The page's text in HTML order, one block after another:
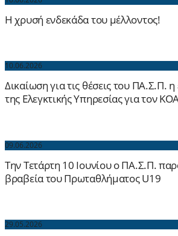
Η χρυσή ενδεκάδα του μέλλοντος!
10.06.2026
Δικαίωση για τις θέσεις του ΠΑ.Σ.Π.
της Ελεγκτικής Υπηρεσίας για τον
09.06.2026
Την Τετάρτη 10 Ιουνίου ο ΠΑ.Σ.Π.
βραβεία του Πρωταθλήματος U19
29.05.2026